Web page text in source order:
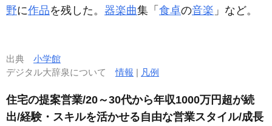
野に作品を残した。 器楽曲集「 食卓の音楽 」など。
出典 小学館
デジタル大辞泉について情報 | 凡例
住宅の提案営業/20～30代から年収1000万円超が続
出/経験・スキルを活かせる自由な営業スタイル/成長